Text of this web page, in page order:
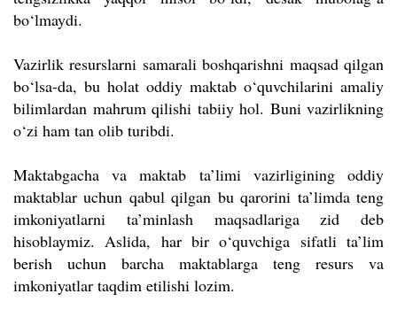
bo‘lmaydi.
Vazirlik resurslarni samarali boshqarishni maqsad qilgan
bo‘lsa-da, bu holat oddiy maktab o‘quvchilarini amaliy
bilimlardan mahrum qilishi tabiiy hol. Buni vazirlikning
o‘zi ham tan olib turibdi.
Maktabgacha va maktab ta’limi vazirligining oddiy
maktablar uchun qabul qilgan bu qarorini ta’limda teng
imkoniyatlarni ta’minlash maqsadlariga zid deb
hisoblaymiz. Aslida, har bir o‘quvchiga sifatli ta’lim
berish uchun barcha maktablarga teng resurs va
imkoniyatlar taqdim etilishi lozim.